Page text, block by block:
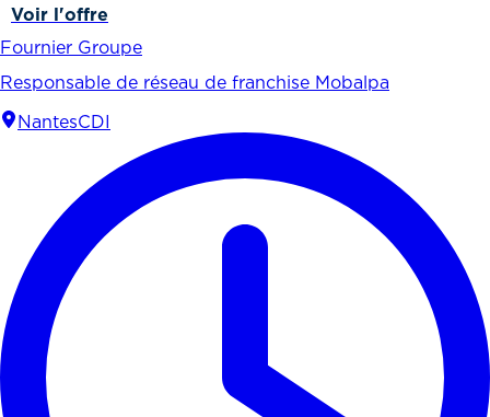
Voir l'offre
Fournier Groupe
Responsable de réseau de franchise Mobalpa
NantesCDI